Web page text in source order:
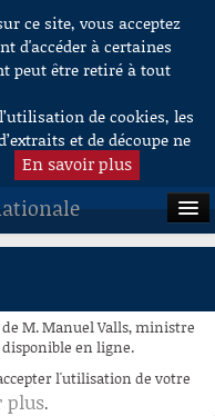
ce site, vous acceptez
d'accéder à certaines
peut être retiré à tout
de cookies, les
et de découpe ne
En savoir plus
M. Manuel Valls, ministre
en ligne.
l'utilisation de votre
plus.